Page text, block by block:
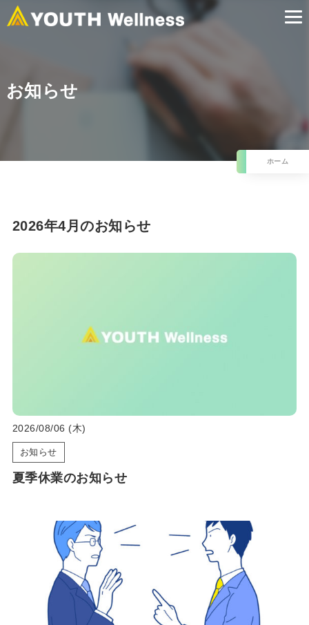
お知らせ
ホーム
2026年4月のお知らせ
2026/08/06 (木)
お知らせ
夏季休業のお知らせ